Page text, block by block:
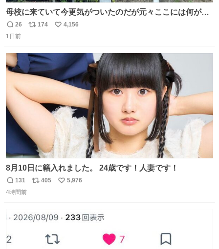
母校に来ていて今更気がついたのだが元々ここには何があ
ったのだろう…？_:(´ཀ`」 ∠):
返
信
26
リ
ト
数
174
い
4,156
1日前
8月10日に籍入れました。 24歳です！人妻です！
返
信
131
リ
ト
405
い
数
5,976
4時間前